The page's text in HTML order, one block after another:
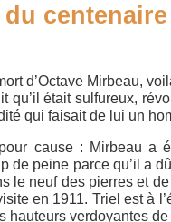
d’Octave Mirbeau,
qu’il était sulfureux,
qui faisait de lui un
cause : Mirbeau a
de peine parce qu’il a
le neuf des pierres et
en 1911. Triel est à
hauteurs verdoyantes